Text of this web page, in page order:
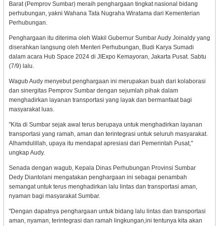
Barat (Pemprov Sumbar) meraih penghargaan tingkat nasional bidang
perhubungan, yakni Wahana Tata Nugraha Wiratama dari Kementerian
Perhubungan.
Penghargaan itu diterima oleh Wakil Gubernur Sumbar Audy Joinaldy yang
diserahkan langsung oleh Menteri Perhubungan, Budi Karya Sumadi
dalam acara Hub Space 2024 di JIExpo Kemayoran, Jakarta Pusat. Sabtu
(7/9) lalu.
Wagub Audy menyebut penghargaan ini merupakan buah dari kolaborasi
dan sinergitas Pemprov Sumbar dengan sejumlah pihak dalam
menghadirkan layanan transportasi yang layak dan bermanfaat bagi
masyarakat luas.
"Kita di Sumbar sejak awal terus berupaya untuk menghadirkan layanan
transportasi yang ramah, aman dan terintegrasi untuk seluruh masyarakat.
Alhamdulillah, upaya itu mendapat apresiasi dari Pemerintah Pusat,"
ungkap Audy.
Senada dengan wagub, Kepala Dinas Perhubungan Provinsi Sumbar
Dedy Diantolani mengatakan penghargaan ini sebagai penambah
semangat untuk terus menghadirkan lalu lintas dan transportasi aman,
nyaman bagi masyarakat Sumbar.
"Dengan dapatnya penghargaan untuk bidang lalu lintas dan transportasi
aman, nyaman, terintegrasi dan ramah lingkungan,ini tentunya kita akan